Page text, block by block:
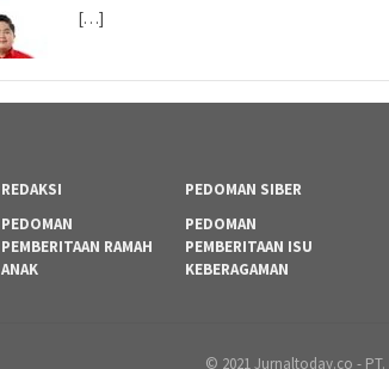
[…]
REDAKSI
PEDOMAN SIBER
PEDOMAN
PEMBERITAAN RAMAH
ANAK
PEDOMAN
PEMBERITAAN ISU
KEBERAGAMAN
© 2021 Jurnaltoday.co - PT.